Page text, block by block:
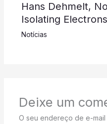
Hans Dehmelt,
Isolating
Notícias
Deixe um
O seu endereço de e-